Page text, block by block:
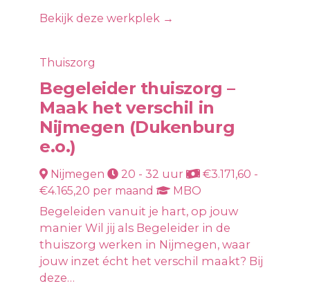
Bekijk deze werkplek →
Thuiszorg
Begeleider thuiszorg –
Maak het verschil in
Nijmegen (Dukenburg
e.o.)
Nijmegen 20 - 32 uur
€3.171,60 -
€4.165,20 per maand
MBO
Begeleiden vanuit je hart, op jouw
manier Wil jij als Begeleider in de
thuiszorg werken in Nijmegen, waar
jouw inzet écht het verschil maakt? Bij
deze…